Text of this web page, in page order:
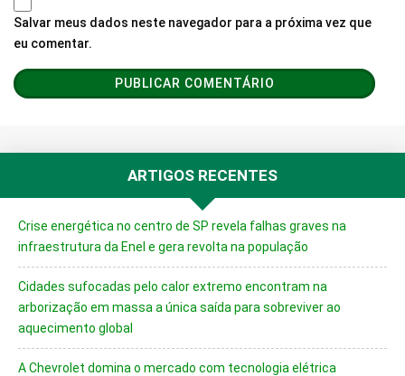
Salvar meus dados neste navegador para a próxima vez que
eu comentar.
ARTIGOS RECENTES
Crise energética no centro de SP revela falhas graves na
infraestrutura da Enel e gera revolta na população
Cidades sufocadas pelo calor extremo encontram na
arborização em massa a única saída para sobreviver ao
aquecimento global
A Chevrolet domina o mercado com tecnologia elétrica